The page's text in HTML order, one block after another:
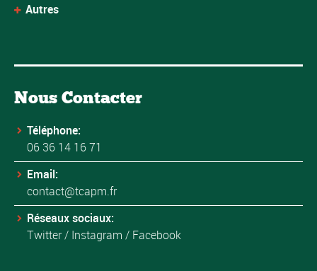
Autres
Nous Contacter
Téléphone:
06 36 14 16 71
Email:
contact@tcapm.fr
Réseaux sociaux:
Twitter/ Instagram / Facebook